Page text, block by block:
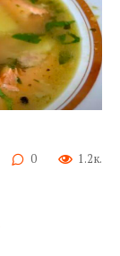
0 1.2к.